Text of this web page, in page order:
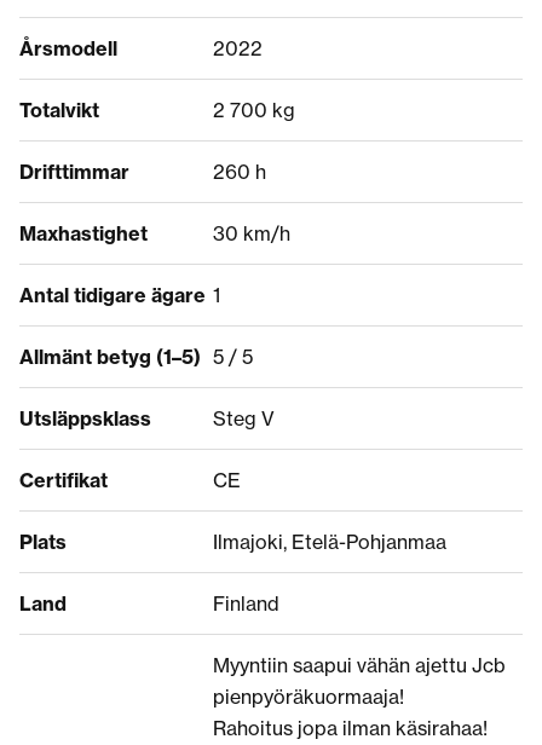
Årsmodell 2022
Totalvikt 2 700 kg
Drifttimmar 260 h
Maxhastighet 30 km/h
Antal tidigare ägare 1
Allmänt betyg (1–5) 5 / 5
Utsläppsklass Steg V
Certifikat CE
Plats Ilmajoki, Etelä-Pohjanmaa
Land Finland
Myyntiin saapui vähän ajettu Jcb
pienpyöräkuormaaja!
Rahoitus jopa ilman käsirahaa!